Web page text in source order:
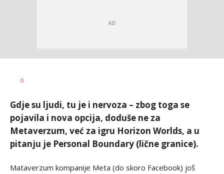
AUTOR
0
Gdje su ljudi, tu je i nervoza – zbog toga se
pojavila i nova opcija, doduše ne za
Metaverzum, već za igru Horizon Worlds, a u
pitanju je Personal Boundary (lične granice).
Mataverzum kompanije Meta (do skoro Facebook) još